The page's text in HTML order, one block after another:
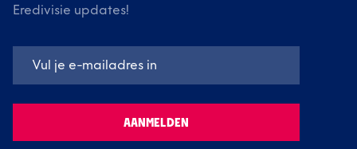
Eredivisie updates!
AANMELDEN